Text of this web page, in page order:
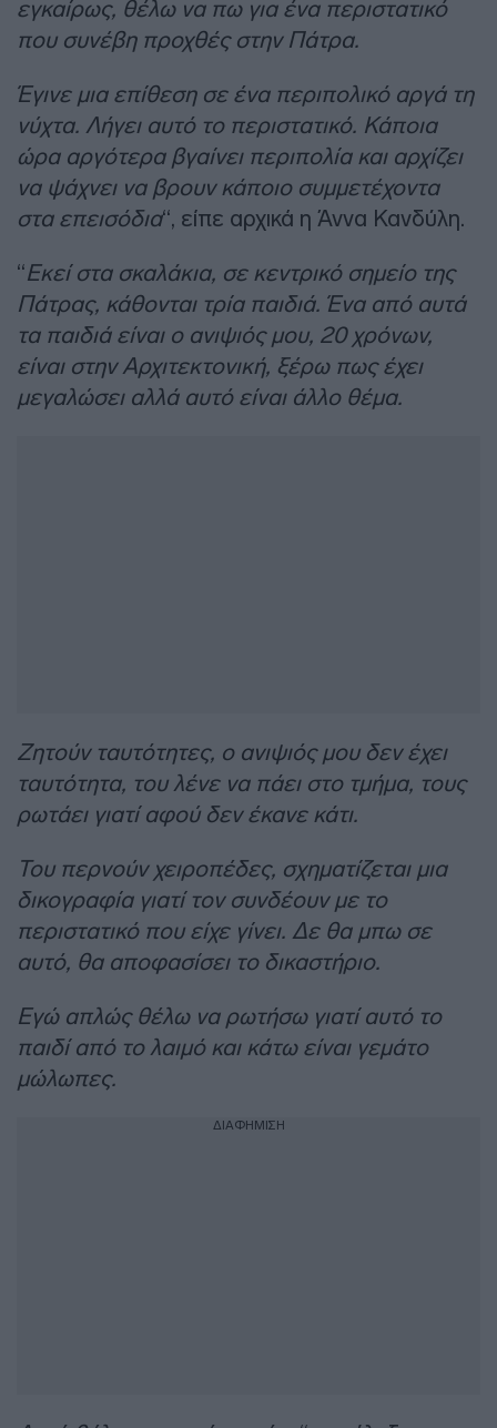
εγκαίρως, θέλω να πω για ένα περιστατικό
που συνέβη προχθές στην Πάτρα.
Έγινε μια επίθεση σε ένα περιπολικό αργά τη
νύχτα. Λήγει αυτό το περιστατικό. Κάποια
ώρα αργότερα βγαίνει περιπολία και αρχίζει
να ψάχνει να βρουν κάποιο συμμετέχοντα
στα επεισόδια“, είπε αρχικά η Άννα Κανδύλη.
“Εκεί στα σκαλάκια, σε κεντρικό σημείο της
Πάτρας, κάθονται τρία παιδιά. Ένα από αυτά
τα παιδιά είναι ο ανιψιός μου, 20 χρόνων,
είναι στην Αρχιτεκτονική, ξέρω πως έχει
μεγαλώσει αλλά αυτό είναι άλλο θέμα.
Ζητούν ταυτότητες, ο ανιψιός μου δεν έχει
ταυτότητα, του λένε να πάει στο τμήμα, τους
ρωτάει γιατί αφού δεν έκανε κάτι.
Του περνούν χειροπέδες, σχηματίζεται μια
δικογραφία γιατί τον συνδέουν με το
περιστατικό που είχε γίνει. Δε θα μπω σε
αυτό, θα αποφασίσει το δικαστήριο.
Εγώ απλώς θέλω να ρωτήσω γιατί αυτό το
παιδί από το λαιμό και κάτω είναι γεμάτο
μώλωπες.
ΔΙΑΦΗΜΙΣΗ